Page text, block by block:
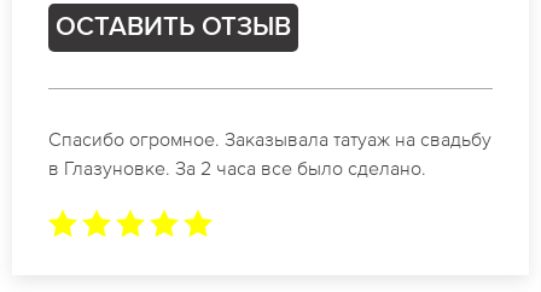
ОСТАВИТЬ ОТЗЫВ
Отличные специалисты своего дела по
коррекции бровей в Глазуновке. Замечательный